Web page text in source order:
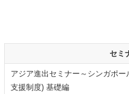
セミ
アジア進出セミナー～シンガポ
支援制度) 基礎編